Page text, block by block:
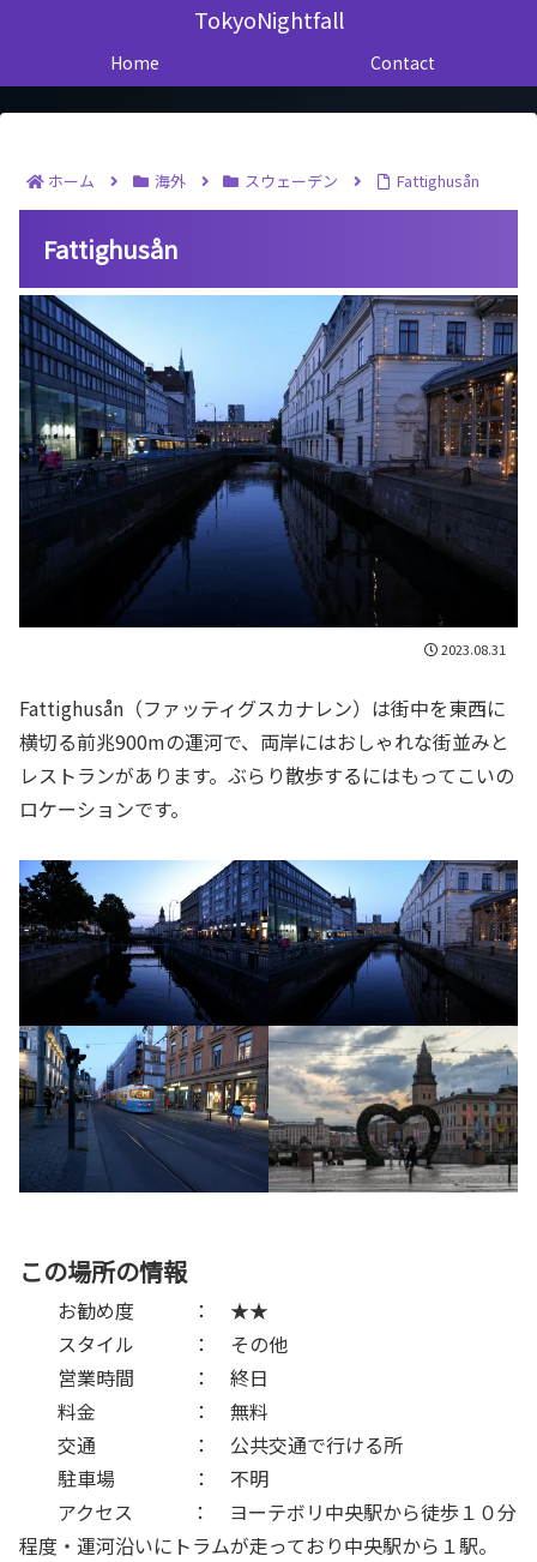
TokyoNightfall
Home Contact
ホーム 海外 スウェーデン Fattighusån
Fattighusån
2023.08.31
Fattighusån（ファッティグスカナレン）は街中を東西に
横切る前兆900mの運河で、両岸にはおしゃれな街並みと
レストランがあります。ぶらり散歩するにはもってこいの
ロケーションです。
この場所の情報
お勧め度 ： ★★
スタイル ： その他
営業時間 ： 終日
料金 ： 無料
交通 ： 公共交通で行ける所
駐車場 ： 不明
アクセス ： ヨーテボリ中央駅から徒歩１０分
程度・運河沿いにトラムが走っており中央駅から１駅。